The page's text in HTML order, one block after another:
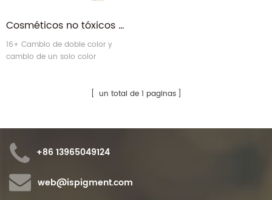
Cosméticos no tóxicos de alta pureza precio claro Thermocromic Polvo de pigmento en cosméticos para las uñas.
16+ Cambio de doble color y
cambio de un solo color
un total de 1 paginas
+86 13965049124
web@ispigment.com